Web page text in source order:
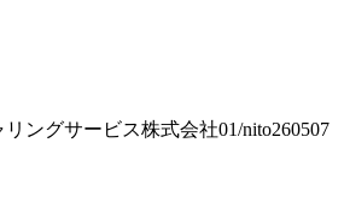
ングサービス株式会社01/nito260507